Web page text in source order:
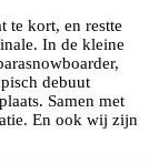
te kort, en restte
In de kleine
debuut
Samen met
En ook wij zijn